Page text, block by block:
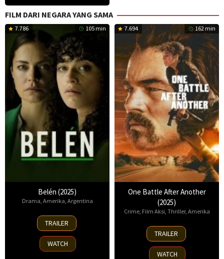
FILM DARI NEGARA YANG SAMA
7.786 105 min
Belén (2025)
Drama Amerika Argentina
18
Sep
2025
TRAILER
WATCH
7.694 162 min
One Battle After Another
(2025)
Crime, Film Aksi Thriller, Amerika
23
Sep
2025
TRAILER
WATCH